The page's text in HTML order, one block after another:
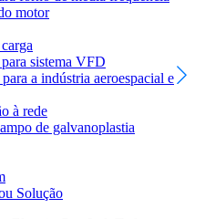
motor
sistema VFD
a indústria aeroespacial e
à rede
de galvanoplastia
Solução